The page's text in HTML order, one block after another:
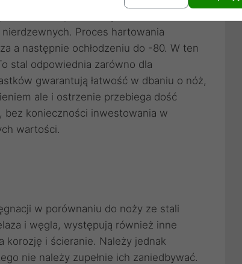
przez hutę Yoshikin. Bardzo
Proces hartowania
a następnie ochłodzeniu do -80. W ten
stal odpowiednia zarówno dla
gwarantują łatwość w dbaniu o nóż,
ale i ostrzenie przebiega dość
bez konieczności inwestowania w
wartości.
w porównaniu do noży ze stali
i węgla, występują również inne
korozję i ścieranie. Należy jednak
nie należy zupełnie ich zaniedbywać.